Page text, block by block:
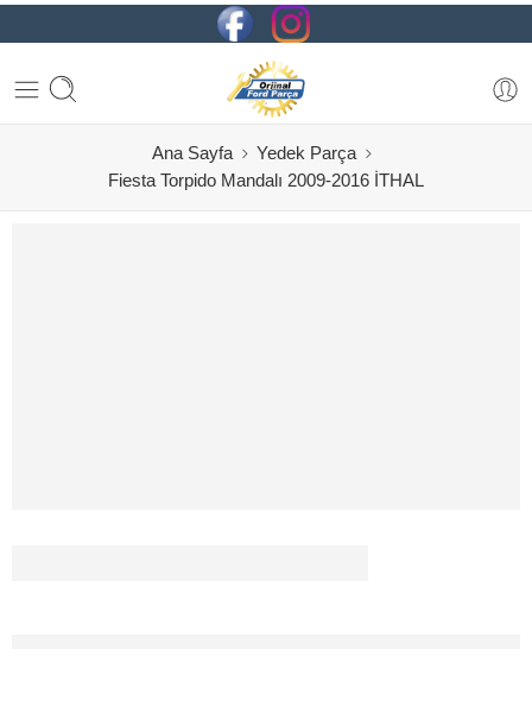
Ana Sayfa
Yedek Parça
Fiesta Torpido Mandalı 2009-2016 İTHAL